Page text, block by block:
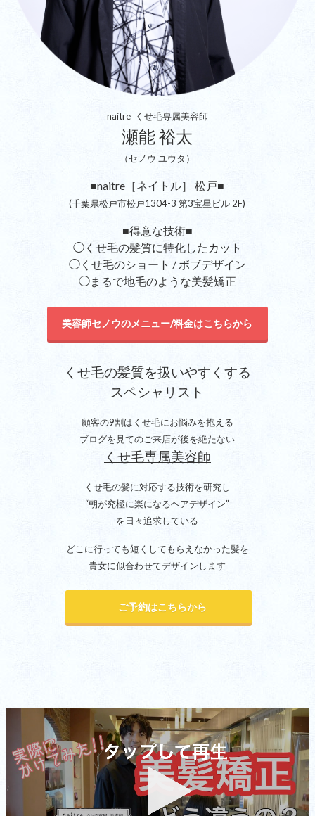
naitre くせ毛専属美容師
瀬能 裕太
（セノウ ユウタ）
■naitre［ネイトル］ 松戸■
(千葉県松戸市松戸1304-3 第3宝星ビル 2F)
■得意な技術■
◯くせ毛の髪質に特化したカット
◯くせ毛のショート / ボブデザイン
◯まるで地毛のような美髪矯正
美容師セノウのメニュー/料金はこちらから
くせ毛の髪質を扱いやすくする
スペシャリスト
顧客の9割はくせ毛にお悩みを抱える
ブログを見てのご来店が後を絶たない
くせ毛専属美容師
くせ毛の髪に対応する技術を研究し
“朝が究極に楽になるヘアデザイン”
を日々追求している
どこに行っても短くしてもらえなかった髪を
貴女に似合わせてデザインします
ご予約はこちらから